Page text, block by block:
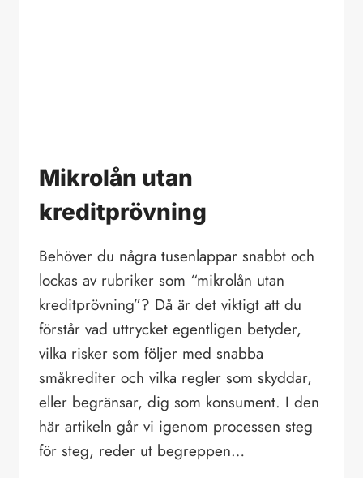
Mikrolån utan
kreditprövning
Behöver du några tusenlappar snabbt och
lockas av rubriker som “mikrolån utan
kreditprövning”? Då är det viktigt att du
förstår vad uttrycket egentligen betyder,
vilka risker som följer med snabba
småkrediter och vilka regler som skyddar,
eller begränsar, dig som konsument. I den
här artikeln går vi igenom processen steg
för steg, reder ut begreppen…